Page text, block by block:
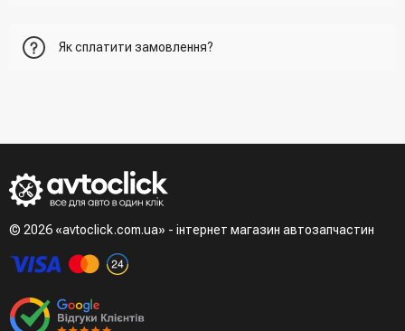
нього та вказати всю необхідну інформацію про
зателефонує менеджер для підтвердження та уточнення
Третій варіант - зробити замовлення в телефонному
Четвертий варіант - замовити через доступні месенджери
(viber, telegram)
Як сплатити замовлення?
© 2026 «avtoclick.com.ua» - інтернет магазин автозапчастин